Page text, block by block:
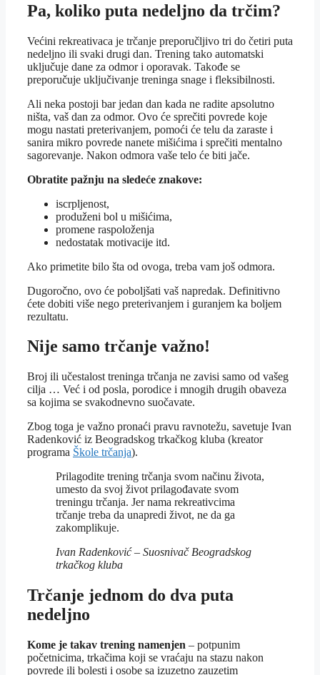
Pa, koliko puta nedeljno da trčim?
Većini rekreativaca je trčanje preporučljivo tri do četiri puta
nedeljno ili svaki drugi dan. Trening tako automatski
uključuje dane za odmor i oporavak. Takođe se
preporučuje uključivanje treninga snage i fleksibilnosti.
Ali neka postoji bar jedan dan kada ne radite apsolutno
ništa, vaš dan za odmor. Ovo će sprečiti povrede koje
mogu nastati preterivanjem, pomoći će telu da zaraste i
sanira mikro povrede nanete mišićima i sprečiti mentalno
sagorevanje. Nakon odmora vaše telo će biti jače.
Obratite pažnju na sledeće znakove:
iscrpljenost,
produženi bol u mišićima,
promene raspoloženja
nedostatak motivacije itd.
Ako primetite bilo šta od ovoga, treba vam još odmora.
Dugoročno, ovo će poboljšati vaš napredak. Definitivno
ćete dobiti više nego preterivanjem i guranjem ka boljem
rezultatu.
Nije samo trčanje važno!
Broj ili učestalost treninga trčanja ne zavisi samo od vašeg
cilja … Već i od posla, porodice i mnogih drugih obaveza
sa kojima se svakodnevno suočavate.
Zbog toga je važno pronaći pravu ravnotežu, savetuje Ivan
Radenković iz Beogradskog trkačkog kluba (kreator
programa Škole trčanja).
Prilagodite trening trčanja svom načinu života,
umesto da svoj život prilagođavate svom
treningu trčanja. Jer nama rekreativcima
trčanje treba da unapredi život, ne da ga
zakomplikuje.
Ivan Radenković – Suosnivač Beogradskog
trkačkog kluba
Trčanje jednom do dva puta
nedeljno
Kome je takav trening namenjen – potpunim
početnicima, trkačima koji se vraćaju na stazu nakon
povrede ili bolesti i osobe sa izuzetno zauzetim